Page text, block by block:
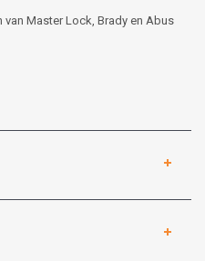
van Master Lock, Brady en Abus